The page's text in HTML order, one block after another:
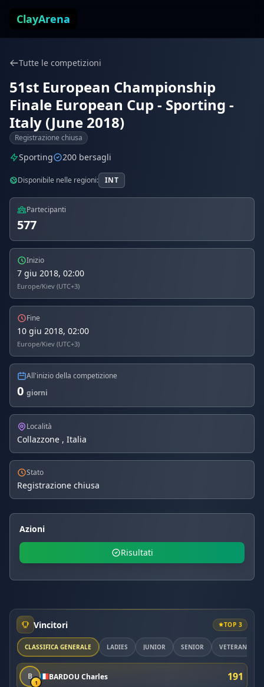
ClayArena
Tutte le competizioni
51st European Championship
Finale European Cup - Sporting -
Italy (June 2018)
Registrazione chiusa
Sporting 200 bersagli
Disponibile nelle regioni: INT
Partecipanti
577
Inizio
7 giu 2018, 02:00
Europe/Kiev (UTC+3)
Fine
10 giu 2018, 02:00
Europe/Kiev (UTC+3)
All'inizio della competizione
0 giorni
Località
Collazzone , Italia
Stato
Registrazione chiusa
Azioni
Risultati
Vincitori TOP 3
CLASSIFICA GENERALE LADIES JUNIOR SENIOR VETERAN
B
1
BARDOU Charles 191